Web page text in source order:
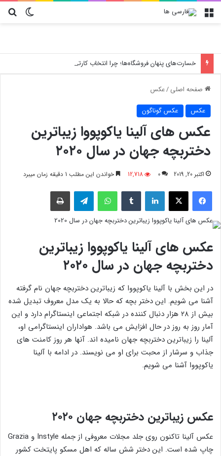
تغییر منو
خسارت‌های پنهان فروشگاه‌ها؛ چرا انتخاب کارتن پستی حیاتی است؟
صفحه اصلی/عکس
عکس عکس گوناگون
عکس های آلینا یاکوپووا زیباترین
دختربچه جهان در سال ۲۰۲۰
اکتبر 20, 2019 0
12,718 خواندن این مطلب 1 دقیقه زمان میبرد
فیسبوک لینکدین واتس آپ
عکس های آلینا یاکوپووا زیباترین
دختربچه جهان در سال ۲۰۲۰
در این بخش با آلینا یاکوپووا که زیباترین دختربچه جهان نام گرفته
آشنا می شویم. این دختر بچه که حالا به یک مدل معروف تبدیل شده
بیش از ۲۸ هزار دنبال کننده در شبکه اجتماعی اینستاگرام دارد و این
آمار روز به روز در حال افزایش می باشد. هواداران اینستاگرامی او،
آلینا را زیباترین دختربچه جهان نامیده اند. آنها هر روز کامنت های
جذاب و سرشار از محبت برای او می نویسند. در ادامه با آلینا
یاکوپووا آشنا می شویم.
عکس زیباترین دختربچه جهان ۲۰۲۰
عکس آلینا تاکنون روی جلد مجلات معروفی از جمله Instyle و Grazia
چاپ شده است. این دختر شش ساله که اهل مسکو پایتخت کشور